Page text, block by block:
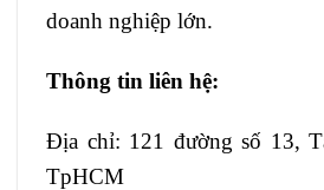
doanh nghiệp lớn.
Thông tin liên hệ:
Địa chỉ: 121 đường số 13,
TpHCM